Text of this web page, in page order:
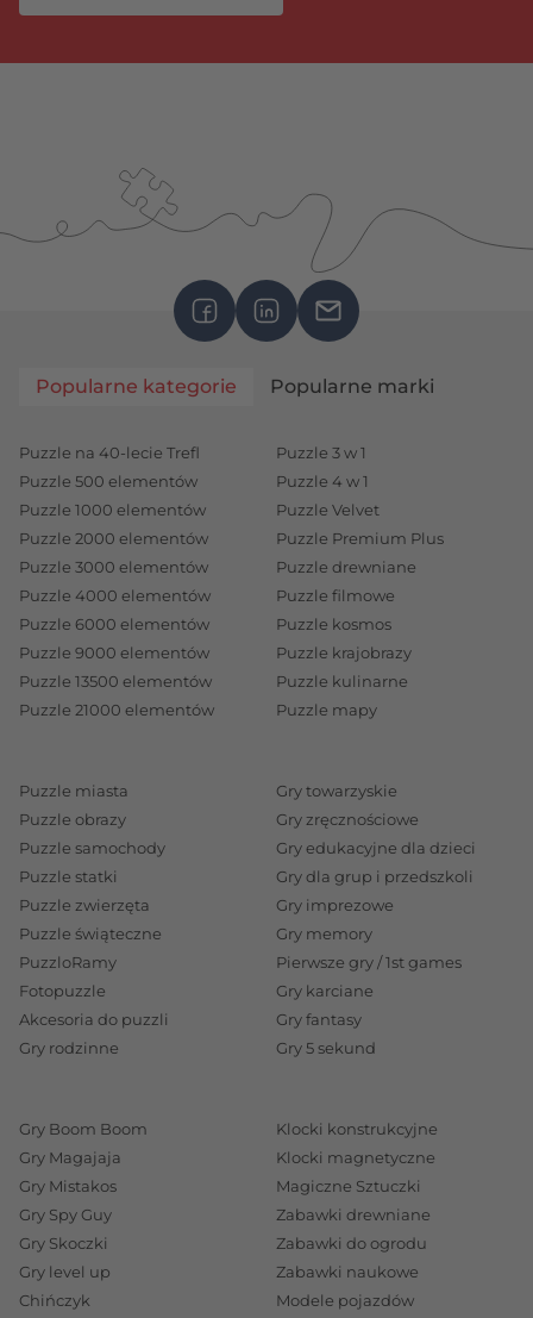
Popularne kategorie Popularne marki
Puzzle na 40-lecie Trefl
Puzzle 500 elementów
Puzzle 1000 elementów
Puzzle 2000 elementów
Puzzle 3000 elementów
Puzzle 4000 elementów
Puzzle 6000 elementów
Puzzle 9000 elementów
Puzzle 13500 elementów
Puzzle 21000 elementów
Puzzle 3 w 1
Puzzle 4 w 1
Puzzle Velvet
Puzzle Premium Plus
Puzzle drewniane
Puzzle filmowe
Puzzle kosmos
Puzzle krajobrazy
Puzzle kulinarne
Puzzle mapy
Puzzle miasta
Puzzle obrazy
Puzzle samochody
Puzzle statki
Puzzle zwierzęta
Puzzle świąteczne
PuzzloRamy
Fotopuzzle
Akcesoria do puzzli
Gry rodzinne
Gry towarzyskie
Gry zręcznościowe
Gry edukacyjne dla dzieci
Gry dla grup i przedszkoli
Gry imprezowe
Gry memory
Pierwsze gry / 1st games
Gry karciane
Gry fantasy
Gry 5 sekund
Gry Boom Boom
Gry Magajaja
Gry Mistakos
Gry Spy Guy
Gry Skoczki
Gry level up
Chińczyk
Klocki konstrukcyjne
Klocki magnetyczne
Magiczne Sztuczki
Zabawki drewniane
Zabawki do ogrodu
Zabawki naukowe
Modele pojazdów